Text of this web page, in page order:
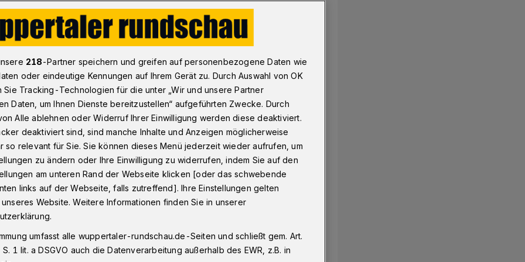
der Wuppertaler „SchulSchwimmWoche“
bei der
und Schüler haben in diesem Jahr an
teilgenommen. Das ist die
2021 waren es 850 Kinder und
1.250 und im vergangenen Jahr 1.450.
218-Partner speichern und greifen auf personenbezogene Daten wie
oder eindeutige Kennungen auf Ihrem Gerät zu. Durch Auswahl von OK
Sie Tracking-Technologien für die unter „Wir und unsere Partner
Daten, um Ihnen Dienste bereitzustellen“ aufgeführten Zwecke. Durch
Alle ablehnen oder Widerruf Ihrer Einwilligung werden diese deaktiviert.
deaktiviert sind, sind manche Inhalte und Anzeigen möglicherweise
so relevant für Sie. Sie können dieses Menü jederzeit wieder aufrufen, um
zu ändern oder Ihre Einwilligung zu widerrufen, indem Sie auf den
am unteren Rand der Webseite klicken [oder das schwebende
links auf der Webseite, falls zutreffend]. Ihre Einstellungen gelten
Website. Weitere Informationen finden Sie in unserer
umfasst alle wuppertaler-rundschau.de-Seiten und schließt gem. Art.
1 lit. a DSGVO auch die Datenverarbeitung außerhalb des EWR, z.B. in